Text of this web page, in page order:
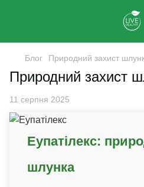
Блог Природний захист
Природний захист
11 серпня 2025
Еупатілекс:
шлунка